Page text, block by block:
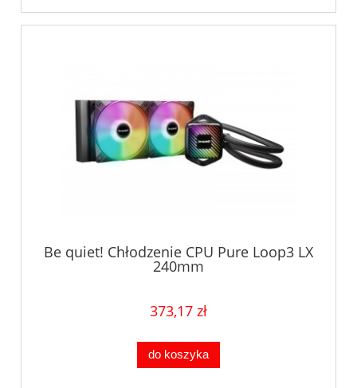
Be quiet! Chłodzenie CPU Pure Loop3 LX
240mm
373,17 zł
do koszyka